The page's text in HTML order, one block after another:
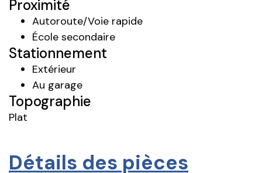
Proximité
Autoroute/Voie rapide
École secondaire
Stationnement
Extérieur
Au garage
Topographie
Plat
Détails des pièces